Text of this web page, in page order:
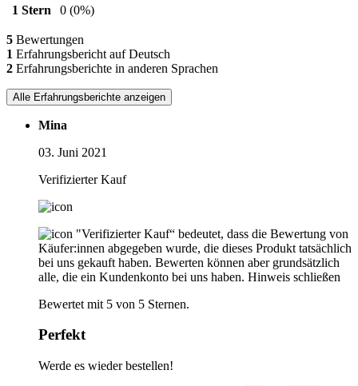
1 Stern
0 (0%)
5 Bewertungen
1 Erfahrungsbericht auf Deutsch
2 Erfahrungsberichte in anderen Sprachen
Alle Erfahrungsberichte anzeigen
Mina
03. Juni 2021
Verifizierter Kauf
"Verifizierter Kauf“ bedeutet, dass die Bewertung von
Käufer:innen abgegeben wurde, die dieses Produkt tatsächlich
bei uns gekauft haben. Bewerten können aber grundsätzlich
alle, die ein Kundenkonto bei uns haben. Hinweis schließen
Bewertet mit 5 von 5 Sternen.
Perfekt
Werde es wieder bestellen!